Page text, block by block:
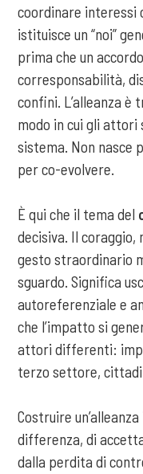
coordinare interessi
istituisce un “noi”
prima che un
corresponsabilità,
confini. L’alleanza
modo in cui gli attori
sistema. Non nasce
per co-evolvere.
È qui che il tema del
decisiva. Il coraggio,
gesto straordinario
sguardo. Significa
autoreferenziale e
che l’impatto si
attori differenti:
terzo settore,
Costruire
differenza, di
dalla perdita di